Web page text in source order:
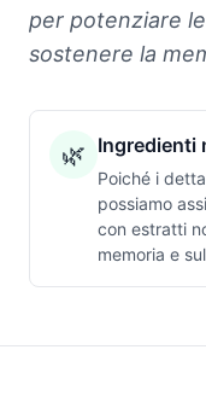
per potenziare
sostenere la
🌿 Ingredienti
Poiché i
possiamo
con estratti
memoria e